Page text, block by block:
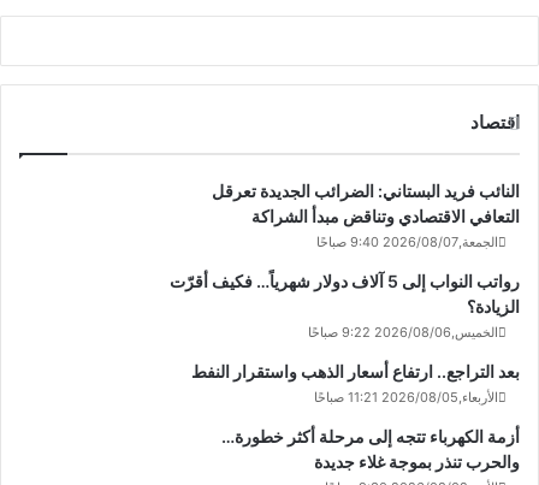
اقتصاد
النائب فريد البستاني: الضرائب الجديدة تعرقل
التعافي الاقتصادي وتناقض مبدأ الشراكة
الجمعة,2026/08/07 9:40 صباحًا
رواتب النواب إلى 5 آلاف دولار شهرياً… فكيف أقرّت
الزيادة؟
الخميس,2026/08/06 9:22 صباحًا
بعد التراجع.. ارتفاع أسعار الذهب واستقرار النفط
الأربعاء,2026/08/05 11:21 صباحًا
أزمة الكهرباء تتجه إلى مرحلة أكثر خطورة…
والحرب تنذر بموجة غلاء جديدة